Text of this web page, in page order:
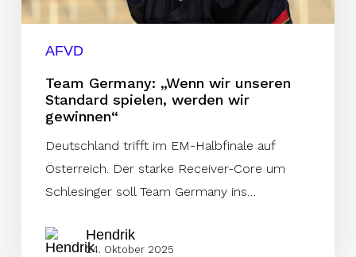
werden
AFVD
Team Germany: „Wenn wir unseren
Standard spielen, werden wir
gewinnen“
Deutschland trifft im EM-Halbfinale auf
Österreich. Der starke Receiver-Core um
Schlesinger soll Team Germany ins…
Hendrik
24. Oktober 2025